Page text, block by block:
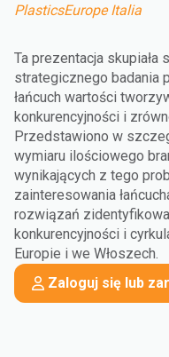
PlasticsEurope Italia
Ta prezentacja skupiała
strategicznego badania
łańcuch wartości
konkurencyjności i
Przedstawiono w
wymiaru ilościowego
wynikających z tego
zainteresowania
rozwiązań
konkurencyjności i
Europie i we Włoszech.
Zaloguj się lub